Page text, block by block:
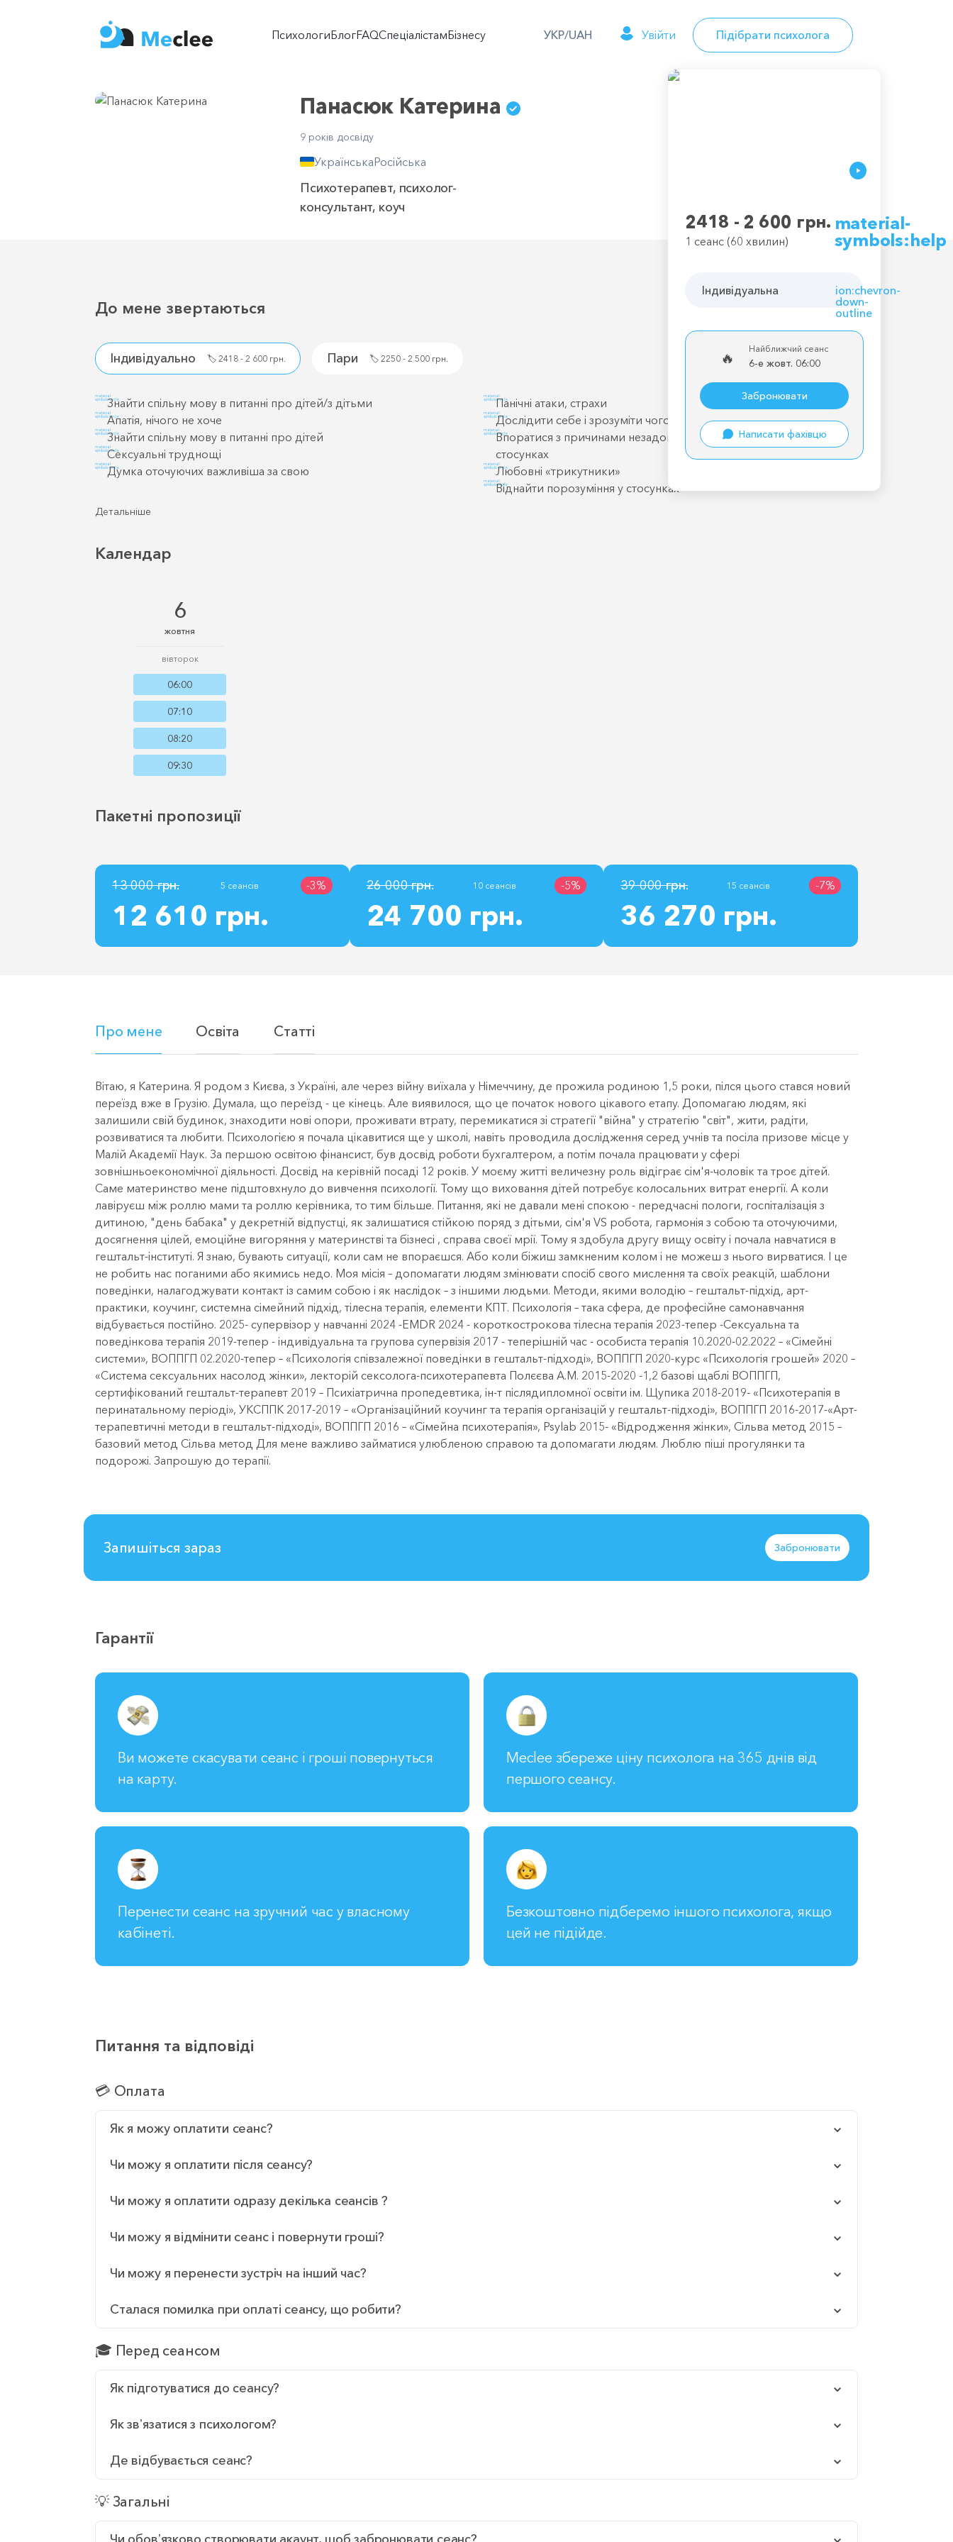
ПсихологиБлогFAQСпеціалістамБізнесу УКР/UAH Увійти Підібрати психолога
Панасюк Катерина
9 років досвіду
УкраїнськаРосійська
Психотерапевт, психолог-
консультант, коуч
2418 - 2 600 грн. material-
symbols:help
1 сеанс (60 хвилин)
Індивідуальна
ion:chevron-
down-
outline
🔥
Найближчий сеанс
6-е жовт. 06:00
Забронювати
Написати фахівцю
До мене звертаються
Індивідуально 🏷️ 2418 - 2 600 грн. Пари 🏷️ 2250 - 2 500 грн.
material-
symbols:circleЗнайти спільну мову в питанні про дітей/з дітьми
material-
symbols:circleАпатія, нічого не хоче
material-
symbols:circleЗнайти спільну мову в питанні про дітей
material-
symbols:circleСексуальні труднощі
material-
symbols:circleДумка оточуючих важливіша за свою
material-
symbols:circleПанічні атаки, страхи
material-
symbols:circleДослідити себе і зрозуміти чого хочу
material-
symbols:circleВпоратися з причинами незадоволеності, напруженості у
стосунках
material-
symbols:circleЛюбовні «трикутники»
material-
symbols:circleВіднайти порозуміння у стосунках
Детальніше
Календар
6
жовтня
вівторок
06:00
07:10
08:20
09:30
Пакетні пропозиції
13 000 грн. 5 сеансів -3%
12 610 грн.
26 000 грн. 10 сеансів -5%
24 700 грн.
39 000 грн. 15 сеансів -7%
36 270 грн.
Про мене Освіта Статті
Вітаю, я Катерина. Я родом з Києва, з Україні, але через війну виїхала у Німеччину, де прожила родиною 1,5 роки, пілся цього стався новий
переїзд вже в Грузію. Думала, що переїзд - це кінець. Але виявилося, що це початок нового цікавого етапу. Допомагаю людям, які
залишили свій будинок, знаходити нові опори, проживати втрату, перемикатися зі стратегії "війна" у стратегію "світ", жити, радіти,
розвиватися та любити. Психологією я почала цікавитися ще у школі, навіть проводила дослідження серед учнів та посіла призове місце у
Малій Академії Наук. За першою освітою фінансист, був досвід роботи бухгалтером, а потім почала працювати у сфері
зовнішньоекономічної діяльності. Досвід на керівній посаді 12 років. У моєму житті величезну роль відіграє сім'я-чоловік та троє дітей.
Саме материнство мене підштовхнуло до вивчення психології. Тому що виховання дітей потребує колосальних витрат енергії. А коли
лавіруєш між роллю мами та роллю керівника, то тим більше. Питання, які не давали мені спокою - передчасні пологи, госпіталізація з
дитиною, "день бабака" у декретній відпустці, як залишатися стійкою поряд з дітьми, сім'я VS робота, гармонія з собою та оточуючими,
досягнення цілей, емоційне вигоряння у материнстві та бізнесі , справа своєї мрії. Тому я здобула другу вищу освіту і почала навчатися в
гештальт-інституті. Я знаю, бувають ситуації, коли сам не впораєшся. Або коли біжиш замкненим колом і не можеш з нього вирватися. І це
не робить нас поганими або якимись недо. Моя місія – допомагати людям змінювати спосіб свого мислення та своїх реакцій, шаблони
поведінки, налагоджувати контакт із самим собою і як наслідок – з іншими людьми. Методи, якими володію – гештальт-підхід, арт-
практики, коучинг, системна сімейний підхід, тілесна терапія, елементи КПТ. Психологія – така сфера, де професійне самонавчання
відбувається постійно. 2025- супервізор у навчанні 2024 -EMDR 2024 - короткострокова тілесна терапія 2023-тепер -Сексуальна та
поведінкова терапія 2019-тепер - індивідуальна та групова супервізія 2017 - теперішній час - особиста терапія 10.2020-02.2022 – «Сімейні
системи», ВОППГП 02.2020-тепер – «Психологія співзалежної поведінки в гештальт-підході», ВОППГП 2020-курс «Психологія грошей» 2020 –
«Система сексуальних насолод жінки», лекторій сексолога-психотерапевта Полєєва А.М. 2015-2020 -1,2 базові щаблі ВОППГП,
сертифікований гештальт-терапевт 2019 – Психіатрична пропедевтика, ін-т післядипломної освіти ім. Щупика 2018-2019- «Психотерапія в
перинатальному періоді», УКСППК 2017-2019 – «Організаційний коучинг та терапія організацій у гештальт-підході», ВОППГП 2016-2017-«Арт-
терапевтичні методи в гештальт-підході», ВОППГП 2016 – «Сімейна психотерапія», Psylab 2015- «Відродження жінки», Сільва метод 2015 –
базовий метод Сільва метод Для мене важливо займатися улюбленою справою та допомагати людям. Люблю піші прогулянки та
подорожі. Запрошую до терапії.
Запишіться зараз Забронювати
Гарантії
Ви можете скасувати сеанс і гроші повернуться
на карту.
Meclee збереже ціну психолога на 365 днів від
першого сеансу.
Перенести сеанс на зручний час у власному
кабінеті.
Безкоштовно підберемо іншого психолога, якщо
цей не підійде.
Питання та відповіді
💳 Оплата
Як я можу оплатити сеанс?
Чи можу я оплатити після сеансу?
Чи можу я оплатити одразу декілька сеансів ?
Чи можу я відмінити сеанс і повернути гроші?
Чи можу я перенести зустріч на інший час?
Сталася помилка при оплаті сеансу, що робити?
🎓 Перед сеансом
Як підготуватися до сеансу?
Як звʼязатися з психологом?
Де відбувається сеанс?
💡 Загальні